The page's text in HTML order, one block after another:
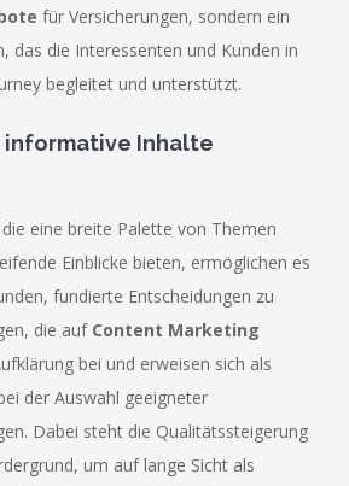
für Versicherungen, sondern ein
das die Interessenten und Kunden in
begleitet und unterstützt.
Inhalte
eine breite Palette von Themen
Einblicke bieten, ermöglichen es
fundierte Entscheidungen zu
die auf Content Marketing
bei und erweisen sich als
der Auswahl geeigneter
Dabei steht die Qualitätssteigerung
um auf lange Sicht als